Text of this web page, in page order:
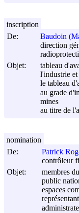
De:
Baudoin
direction
Objet:
tableau
l'industrie et
le tableau
au grade
mines
au titre de
inscription
De:
Patrick
contrôleur
Objet:
membres
public
espaces
nomination